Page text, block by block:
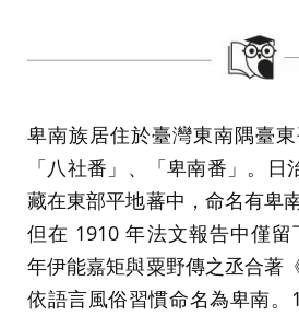
卑南族居住於臺灣東南隅臺
「八社番」、「卑南番」。日
藏在東部平地蕃中，命名有卑
但在 1910 年法文報告中僅
年伊能嘉矩與粟野傳之丞合著
依語言風俗習慣命名為卑南。